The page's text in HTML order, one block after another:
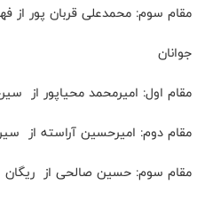
مقام سوم: محمدعلی قربان پور از
جوانان
مقام اول: امیرمحمد محیاپور از
مقام دوم: امیرحسین آراسته از
مقام سوم: حسین صالحی از ریگان